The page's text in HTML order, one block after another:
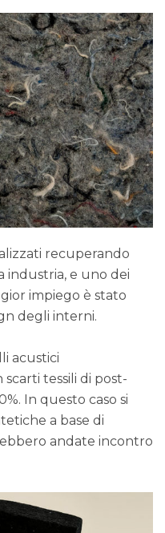
recuperando
industria, e uno dei
impiego è stato
degli interni.
acustici
tessili di post-
In questo caso si
a base di
andate incontro